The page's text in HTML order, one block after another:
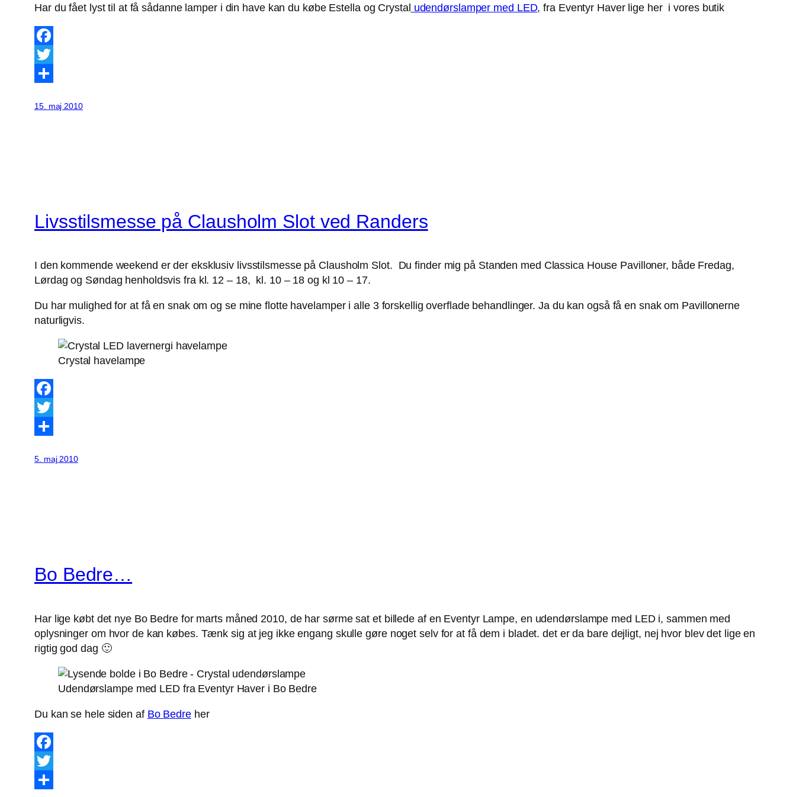
Har du fået lyst til at få sådanne lamper i din have kan du købe Estella og Crystal udendørslamper med LED, fra Eventyr Haver lige her i vores butik
Facebook
Twitter
15. maj 2010
Livsstilsmesse på Clausholm Slot ved Randers
I den kommende weekend er der eksklusiv livsstilsmesse på Clausholm Slot. Du finder mig på Standen med Classica House Pavilloner, både Fredag,
Lørdag og Søndag henholdsvis fra kl. 12 – 18, kl. 10 – 18 og kl 10 – 17.
Du har mulighed for at få en snak om og se mine flotte havelamper i alle 3 forskellig overflade behandlinger. Ja du kan også få en snak om Pavillonerne
naturligvis.
Crystal havelampe
Facebook
Twitter
5. maj 2010
Bo Bedre…
Har lige købt det nye Bo Bedre for marts måned 2010, de har sørme sat et billede af en Eventyr Lampe, en udendørslampe med LED i, sammen med
oplysninger om hvor de kan købes. Tænk sig at jeg ikke engang skulle gøre noget selv for at få dem i bladet. det er da bare dejligt, nej hvor blev det lige en
rigtig god dag 🙂
Udendørslampe med LED fra Eventyr Haver i Bo Bedre
Du kan se hele siden af Bo Bedreher
Facebook
Twitter